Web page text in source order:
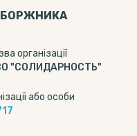
БОРЖНИКА
організації
"СОЛИДАРНОСТЬ"
або особи